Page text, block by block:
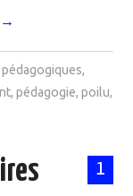
→
,
, pédagogie, poilu,
1